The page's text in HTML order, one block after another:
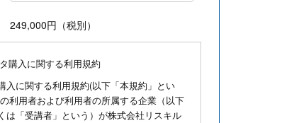
249,000円（税別）
購入に関する利用規約
入に関する利用規約(以下「本規約」とい
利用者および利用者の所属する企業（以下
は「受講者」という）が株式会社リスキル